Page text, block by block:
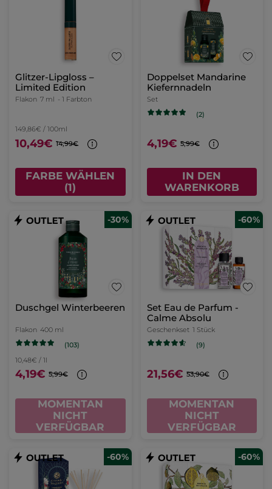
Glitzer-Lipgloss –
Limited Edition
Flakon 7 ml - 1 Farbton
149,86€ / 100ml
10,49€ 14,99€
FARBE WÄHLEN
(1)
Doppelset Mandarine
Kiefernnadeln
Set
(2)
4,19€ 5,99€
IN DEN
WARENKORB
-30%
Duschgel Winterbeeren
Flakon 400 ml
(103)
10,48€ / 1l
4,19€ 5,99€
MOMENTAN
NICHT
VERFÜGBAR
-60%
Set Eau de Parfum -
Calme Absolu
Geschenkset 1 Stück
(9)
21,56€ 53,90€
MOMENTAN
NICHT
VERFÜGBAR
-60% -60%